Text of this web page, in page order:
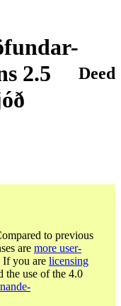
2.5
Deed
to previous
are more user-
If you are licensing
the use of the 4.0